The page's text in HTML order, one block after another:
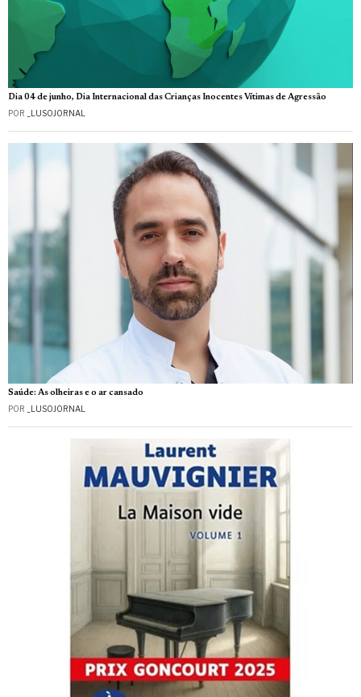
Dia 04 de junho, Dia Internacional das Crianças Inocentes Vítimas de Agressão
POR _LUSOJORNAL
Saúde: As olheiras e o ar cansado
POR _LUSOJORNAL